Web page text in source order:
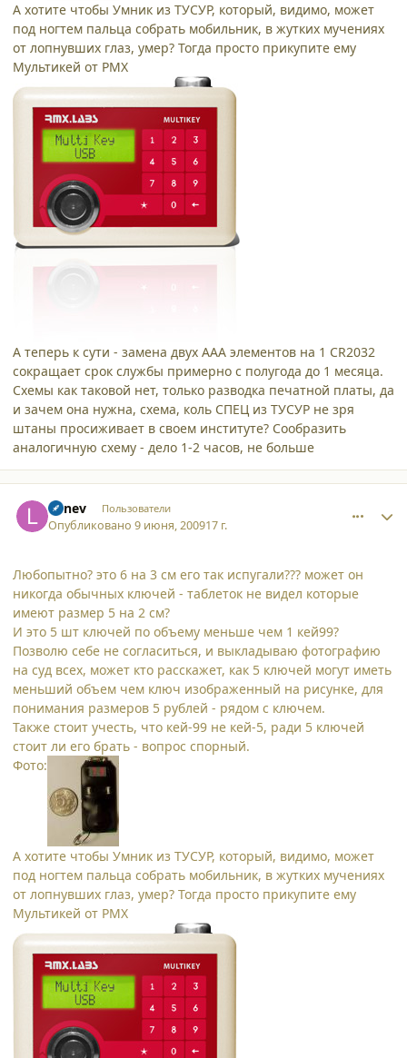
А хотите чтобы Умник из ТУСУР, который, видимо, может
под ногтем пальца собрать мобильник, в жутких мучениях
от лопнувших глаз, умер? Тогда просто прикупите ему
Мультикей от РМХ
А теперь к сути - замена двух ААА элементов на 1 CR2032
сокращает срок службы примерно с полугода до 1 месяца.
Схемы как таковой нет, только разводка печатной платы, да
и зачем она нужна, схема, коль СПЕЦ из ТУСУР не зря
штаны просиживает в своем институте? Сообразить
аналогичную схему - дело 1-2 часов, не больше
Lunev Пользователи
Опубликовано9 июня, 200917 г.
Любопытно? это 6 на 3 см его так испугали??? может он
никогда обычных ключей - таблеток не видел которые
имеют размер 5 на 2 см?
И это 5 шт ключей по объему меньше чем 1 кей99?
Позволю себе не согласиться, и выкладываю фотографию
на суд всех, может кто расскажет, как 5 ключей могут иметь
меньший объем чем ключ изображенный на рисунке, для
понимания размеров 5 рублей - рядом с ключем.
Также стоит учесть, что кей-99 не кей-5, ради 5 ключей
стоит ли его брать - вопрос спорный.
Фото:
А хотите чтобы Умник из ТУСУР, который, видимо, может
под ногтем пальца собрать мобильник, в жутких мучениях
от лопнувших глаз, умер? Тогда просто прикупите ему
Мультикей от РМХ